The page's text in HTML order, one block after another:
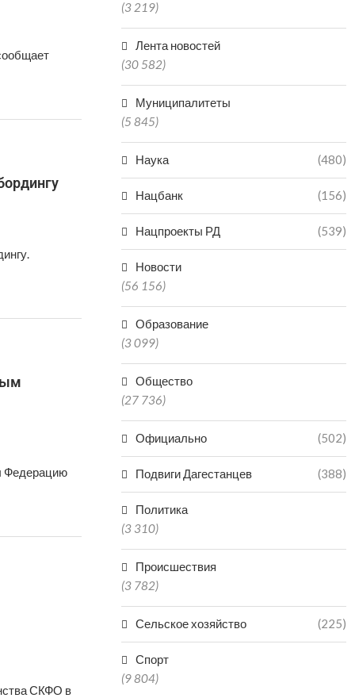
Федерацию
СКФО в
(3 219)
Лента новостей
(30 582)
Муниципалитеты
(5 845)
Наука (480)
Нацбанк (156)
Нацпроекты РД (539)
Новости
(56 156)
Образование
(3 099)
Общество
(27 736)
Официально (502)
Подвиги Дагестанцев (388)
Политика
(3 310)
Происшествия
(3 782)
Сельское хозяйство (225)
Спорт
(9 804)